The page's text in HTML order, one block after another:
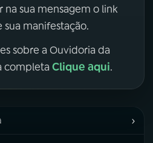
na sua mensagem o link
manifestação.
sobre a Ouvidoria da
completa Clique aqui.
›